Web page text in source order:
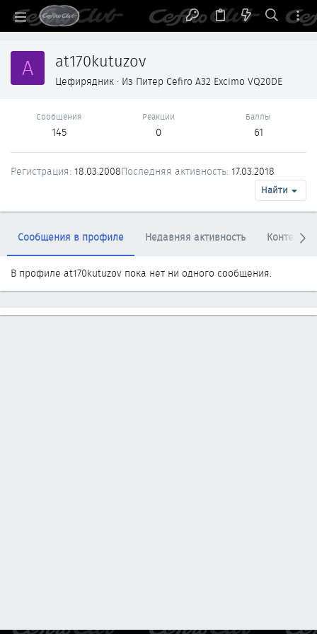
A at170kutuzov
Цефирядник · Из Питер Cefiro A32 Excimo VQ20DE
Сообщения
145
Реакции
0
Баллы
61
Регистрация 18.03.2008Последняя активность 17.03.2018
Найти
Сообщения в профиле Недавняя активность Контент
В профиле at170kutuzov пока нет ни одного сообщения.